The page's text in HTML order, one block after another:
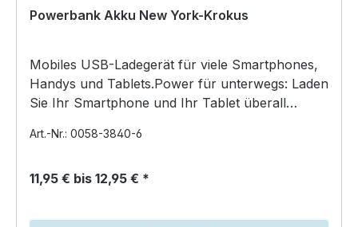
Powerbank Akku New York-Krokus
Mobiles USB-Ladegerät für viele Smartphones,
Handys und Tablets.Power für unterwegs: Laden
Sie Ihr Smartphone und Ihr Tablet überall
Art.-Nr.: 0058-3840-6
11,95 € bis 12,95 € *